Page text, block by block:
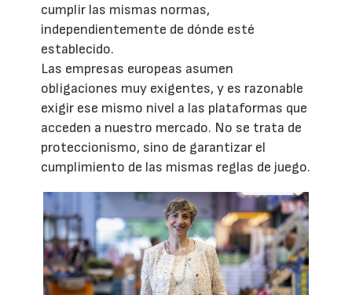
cumplir las mismas normas,
independientemente de dónde esté
establecido.
Las empresas europeas asumen
obligaciones muy exigentes, y es razonable
exigir ese mismo nivel a las plataformas que
acceden a nuestro mercado. No se trata de
proteccionismo, sino de garantizar el
cumplimiento de las mismas reglas de juego.